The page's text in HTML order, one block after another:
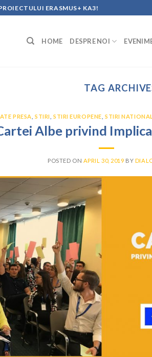
ERASMUS+ KA3!
HOME DESPRE NOI
TAG
PRESA ,STIRI ,STIRI EUROPENE STIRI
Albe privind
POSTED ON APRIL 30, 2019 BY